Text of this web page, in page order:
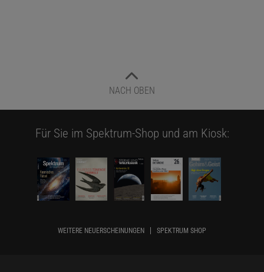
NACH OBEN
Für Sie im Spektrum-Shop und am Kiosk:
WEITERE NEUERSCHEINUNGEN SPEKTRUM SHOP